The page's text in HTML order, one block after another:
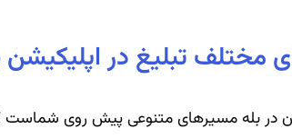
تبلیغ در اپلیکیشن
در بله مسیرهای متنوعی پیش روی شماست